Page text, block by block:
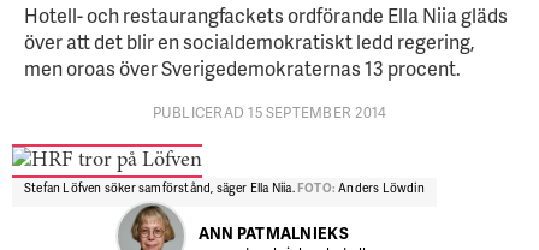
Hotell- och restaurangfackets ordförande Ella Niia gläds
över att det blir en socialdemokratiskt ledd regering,
men oroas över Sverigedemokraternas 13 procent.
PUBLICERAD 15 SEPTEMBER 2014
Stefan Löfven söker samförstånd, säger Ella Niia.FOTO: Anders Löwdin
ANN PATMALNIEKS